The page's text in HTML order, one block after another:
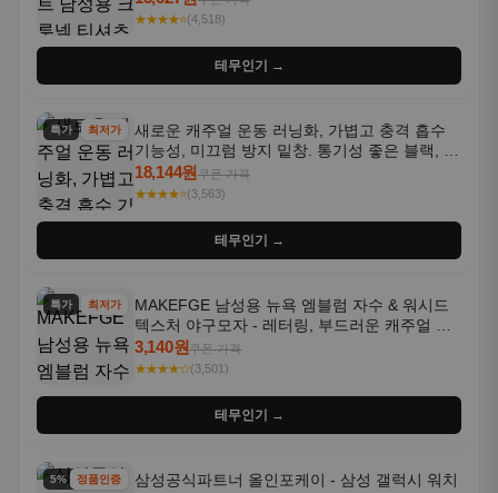
★★★★⭐(4,518)
테무인기 →
특가 최저가
새로운 캐주얼 운동 러닝화, 가볍고 충격 흡수
기능성, 미끄럼 방지 밑창. 통기성 좋은 블랙, 화
이트, 퍼플 그라데이션 색상
18,144원쿠폰 가격
★★★★⭐(3,563)
테무인기 →
특가 최저가
MAKEFGE 남성용 뉴욕 엠블럼 자수 & 워시드
텍스처 야구모자 - 레터링, 부드러운 캐주얼 모
자, NYC 스타일
3,140원쿠폰 가격
★★★★☆(3,501)
테무인기 →
5% 할인정품인증
삼성공식파트너 올인포케이 - 삼성 갤럭시 워치